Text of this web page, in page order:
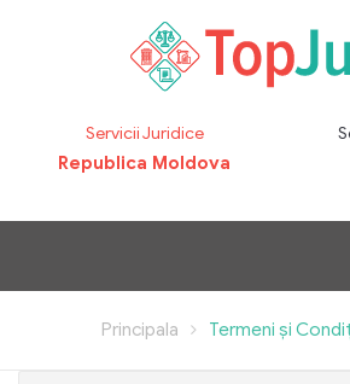
Servicii Juridice
Republica Moldova
Principala Termeni și